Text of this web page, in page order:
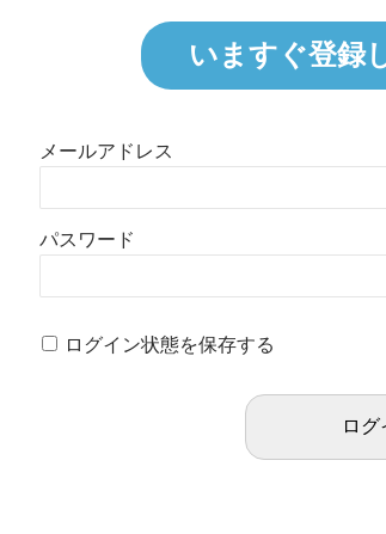
いますぐ登録
メールアドレス
パスワード
ログイン状態を保存する